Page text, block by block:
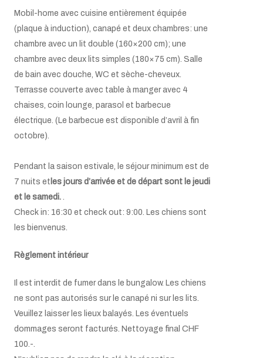
Mobil-home avec cuisine entièrement équipée
(plaque à induction), canapé et deux chambres: une
chambre avec un lit double (160×200 cm); une
chambre avec deux lits simples (180×75 cm). Salle
de bain avec douche, WC et sèche-cheveux.
Terrasse couverte avec table à manger avec 4
chaises, coin lounge, parasol et barbecue
électrique. (Le barbecue est disponible d’avril à fin
octobre).
Pendant la saison estivale, le séjour minimum est de
7 nuits et les jours d’arrivée et de départ sont le jeudi
et le samedi. .
Check in: 16:30 et check out: 9:00. Les chiens sont
les bienvenus.
Règlement intérieur
Il est interdit de fumer dans le bungalow. Les chiens
ne sont pas autorisés sur le canapé ni sur les lits.
Veuillez laisser les lieux balayés. Les éventuels
dommages seront facturés. Nettoyage final CHF
100.-.